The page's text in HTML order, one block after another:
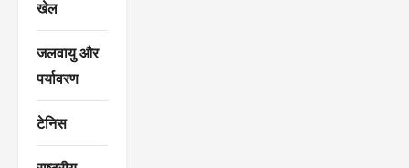
खेल
जलवायु और
पर्यावरण
टेनिस